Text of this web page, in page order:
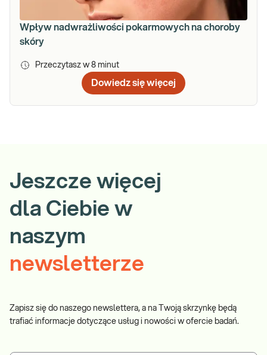
Wpływ nadwrażliwości pokarmowych na choroby
skóry
Przeczytasz w 8 minut
Dowiedz się więcej
Jeszcze więcej
dla Ciebie w
naszym
newsletterze
Zapisz się do naszego newslettera, a na Twoją skrzynkę będą
trafiać informacje dotyczące usług i nowości w ofercie badań.